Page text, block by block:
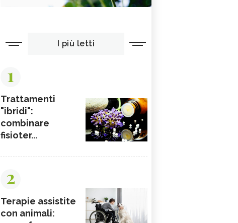
I più letti
1
Trattamenti
"ibridi":
combinare
fisioter...
2
Terapie assistite
con animali: